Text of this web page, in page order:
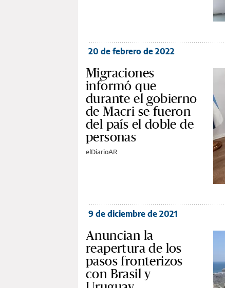
20 de febrero de 2022
Migraciones
informó que
durante el gobierno
de Macri se fueron
del país el doble de
personas
elDiarioAR
9 de diciembre de 2021
Anuncian la
reapertura de los
pasos fronterizos
con Brasil y